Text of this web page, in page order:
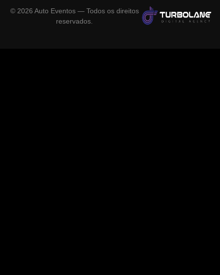
© 2026 Auto Eventos — Todos os direitos
reservados.